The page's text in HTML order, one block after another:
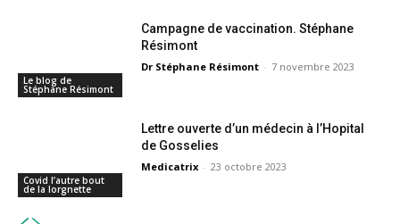
Le blog de
Stéphane Résimont
Campagne de vaccination. Stéphane
Résimont
Dr Stéphane Résimont - 7 novembre 2023
Covid l’autre bout
de la lorgnette
Lettre ouverte d’un médecin à l’Hopital
de Gosselies
Medicatrix - 23 octobre 2023